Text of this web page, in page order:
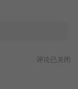
评论已关闭